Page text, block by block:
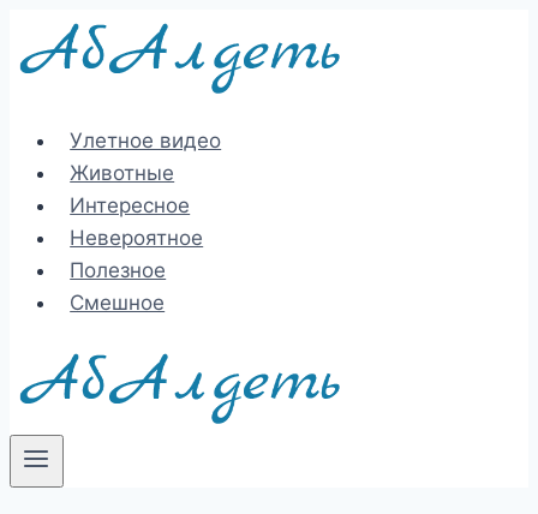
Перейти
Улетное видео
Животные
Интересное
Невероятное
Полезное
Смешное